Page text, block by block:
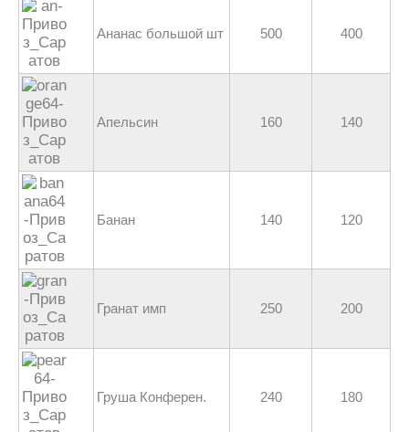
Ананас большой шт 500 400
Апельсин 160 140
Банан 140 120
Гранат имп 250 200
Груша Конферен. 240 180